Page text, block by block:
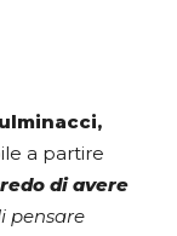
a partire
di avere
pensare